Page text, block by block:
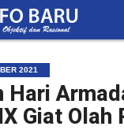
2021
Hari
Giat Olah